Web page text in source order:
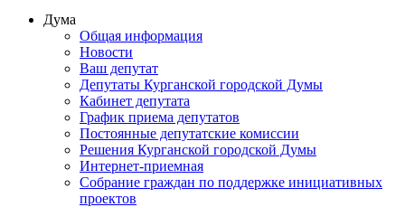
Дума
Общая информация
Новости
Ваш депутат
Депутаты Курганской городской Думы
Кабинет депутата
График приема депутатов
Постоянные депутатские комиссии
Решения Курганской городской Думы
Интернет-приемная
Собрание граждан по поддержке инициативных
проектов